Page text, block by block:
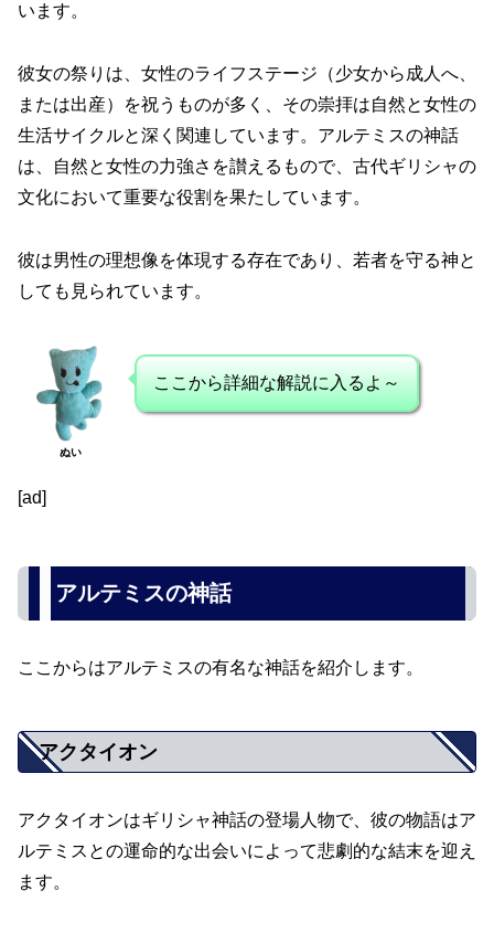
います。
彼女の祭りは、女性のライフステージ（少女から成人へ、
または出産）を祝うものが多く、その崇拝は自然と女性の
生活サイクルと深く関連しています。アルテミスの神話
は、自然と女性の力強さを讃えるもので、古代ギリシャの
文化において重要な役割を果たしています。
彼は男性の理想像を体現する存在であり、若者を守る神と
しても見られています。
ぬい
ここから詳細な解説に入るよ～
[ad]
アルテミスの神話
ここからはアルテミスの有名な神話を紹介します。
アクタイオン
アクタイオンはギリシャ神話の登場人物で、彼の物語はア
ルテミスとの運命的な出会いによって悲劇的な結末を迎え
ます。